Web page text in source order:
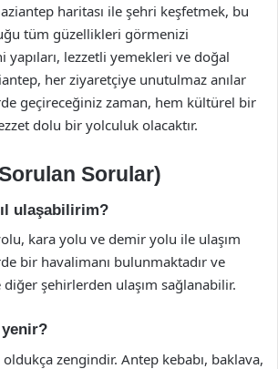
haritası ile şehri keşfetmek, bu
tüm güzellikleri görmenizi
yapıları, lezzetli yemekleri ve doğal
her ziyaretçiye unutulmaz anılar
geçireceğiniz zaman, hem kültürel bir
dolu bir yolculuk olacaktır.
Sorular)
ulaşabilirim?
kara yolu ve demir yolu ile ulaşım
bir havalimanı bulunmaktadır ve
şehirlerden ulaşım sağlanabilir.
yenir?
zengindir. Antep kebabı, baklava,